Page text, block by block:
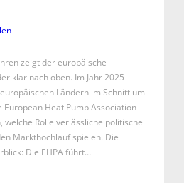
zeigt der europäische
klar nach oben. Im Jahr 2025
Ländern im Schnitt um
European Heat Pump Association
welche Rolle verlässliche politische
Markthochlauf spielen. Die
Die EHPA führt…